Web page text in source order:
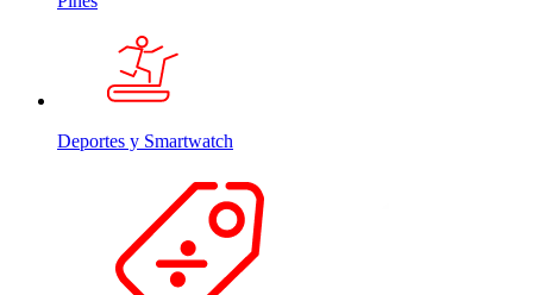
Deportes y Smartwatch